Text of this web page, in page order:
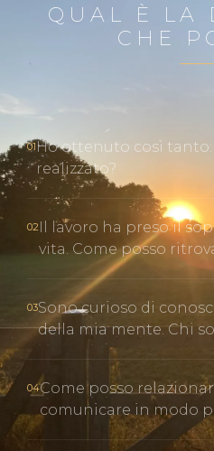
QUAL È LA
CHE
01 Ho ottenuto così
realizzato?
02 Il lavoro ha preso il
vita. Come posso
03Sono curioso di
della mia mente. Chi
04Come posso
comunicare in modo